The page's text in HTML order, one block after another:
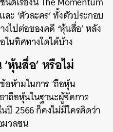
ะ ‘ตัวละคร’ ทั้งตัวประกอบ
ไปต่อของคดี ‘หุ้นสื่อ’ หลัง
นทิศทางใดได้บ้าง
‘หุ้นสื่อ’ หรือไม่
ห้ามในการ ‘ถือหุ้น
ถือหุ้นในฐานะผู้จัดการ
2566 ก็คงไม่มีใครคิดว่า
มวลชน